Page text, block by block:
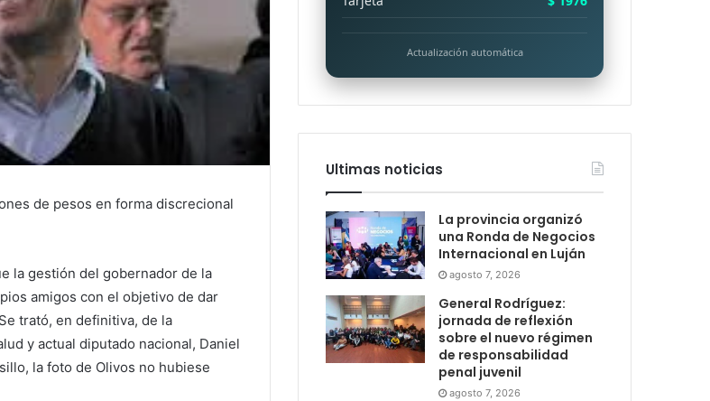
de pesos en forma discrecional
la gestión del gobernador de la
amigos con el objetivo de dar
trató, en definitiva, de la
y actual diputado nacional, Daniel
la foto de Olivos no hubiese
Actualización automática
Ultimas noticias
La provincia organizó
una Ronda de Negocios
Internacional en Luján
agosto 7, 2026
General Rodríguez:
jornada de reflexión
sobre el nuevo régimen
de responsabilidad
penal juvenil
agosto 7, 2026